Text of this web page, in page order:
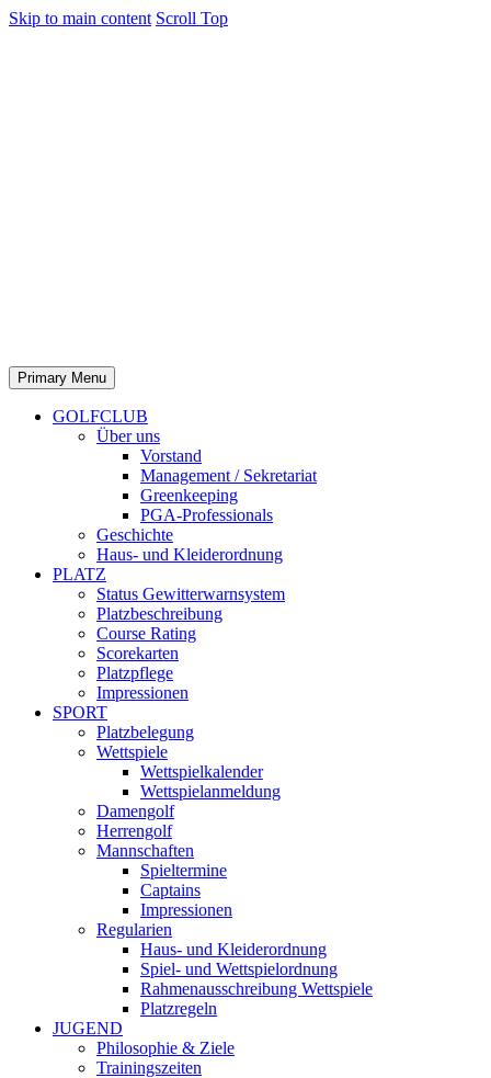
Skip to main content Scroll Top
Primary Menu
GOLFCLUB
Über uns
Vorstand
Management / Sekretariat
Greenkeeping
PGA-Professionals
Geschichte
Haus- und Kleiderordnung
PLATZ
Status Gewitterwarnsystem
Platzbeschreibung
Course Rating
Scorekarten
Platzpflege
Impressionen
SPORT
Platzbelegung
Wettspiele
Wettspielkalender
Wettspielanmeldung
Damengolf
Herrengolf
Mannschaften
Spieltermine
Captains
Impressionen
Regularien
Haus- und Kleiderordnung
Spiel- und Wettspielordnung
Rahmenausschreibung Wettspiele
Platzregeln
JUGEND
Philosophie & Ziele
Trainingszeiten